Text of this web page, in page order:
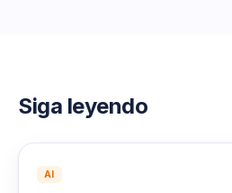
Siga leyendo
AI